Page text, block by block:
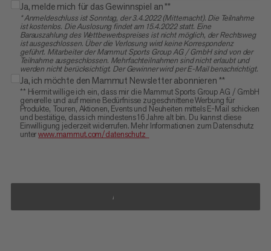
Ja, melde mich für das Gewinnspiel an **
* Anmeldeschluss ist Sonntag, der 3.4.2022 (Mitternacht). Die Teilnahme
ist kostenlos. Die Auslosung findet am 15.4.2022 statt. Eine
Barauszahlung des Wettbewerbspreises ist nicht möglich, der Rechtsweg
ist ausgeschlossen. Über die Verlosung wird keine Korrespondenz
geführt. Mitarbeiter der Mammut Sports Group AG / GmbH sind von der
Teilnahme ausgeschlossen. Mehrfachteilnahmen sind nicht erlaubt und
werden nicht berücksichtigt. Der Gewinner wird per E-Mail benachrichtigt.
Ja, ich möchte den Mammut Newsletter abonnieren **
** Hiermit willige ich ein, dass mir die Mammut Sports Group AG / GmbH
generelle und auf meine Bedürfnisse zugeschnittene Werbung für
Produkte, Touren, Aktionen, Events und Neuheiten mittels E-Mail schicken
und bestätige, dass ich mindestens 16 Jahre alt bin. Du kannst diese
Einwilligung jederzeit widerrufen. Mehr Informationen zum Datenschutz
unterwww.mammut.com/datenschutz
ANMELDEN